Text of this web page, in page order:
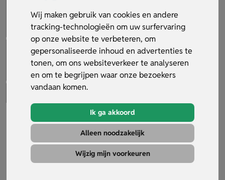
Wij maken gebruik van cookies en andere
tracking-technologieën om uw surfervaring
op onze website te verbeteren, om
gepersonaliseerde inhoud en advertenties te
tonen, om ons websiteverkeer te analyseren
en om te begrijpen waar onze bezoekers
vandaan komen.
Ik ga akkoord
Alleen noodzakelijk
Wijzig mijn voorkeuren
M3L flesopener aansteker
Artikelnummer: 29563
De M3L aansteker met flesopener is de perfecte 2-